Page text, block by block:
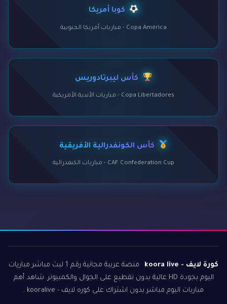
كوبا أمريكا
Copa América - مباريات أمريكا الجنوبية
كأس ليبرتادوريس
Copa Libertadores - مباريات الأندية الأمريكية
كأس الكونفدرالية الأفريقية
CAF Confederation Cup - مباريات الكنفدرالية
كورة لايف - koora live
منصة عربية مجانية رقم 1 لبث مباشر مباريات
اليوم بجودة HD عالية بدون تقطيع على الجوال والكمبيوتر. شاهد أهم
مباريات اليوم مباشر بدون اشتراك على كوره لايف - kooralive .